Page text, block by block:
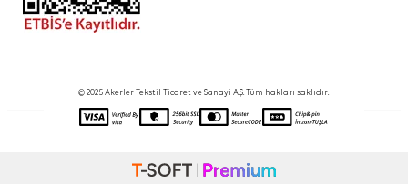
© 2025 Akerler Tekstil Ticaret ve Sanayi A.Ş. Tüm hakları saklıdır.